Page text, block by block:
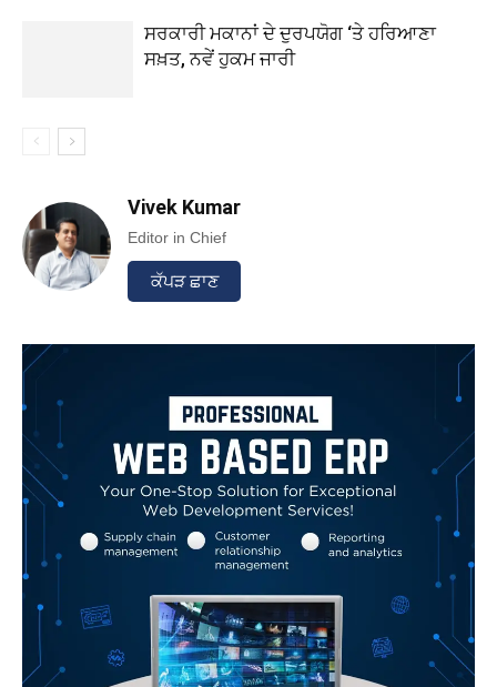
ਸਰਕਾਰੀ ਮਕਾਨਾਂ ਦੇ ਦੁਰਪਯੋਗ ‘ਤੇ ਹਰਿਆਣਾ
ਸਖ਼ਤ, ਨਵੇਂ ਹੁਕਮ ਜਾਰੀ
Vivek Kumar
Editor in Chief
ਕੱਪੜ ਛਾਣ